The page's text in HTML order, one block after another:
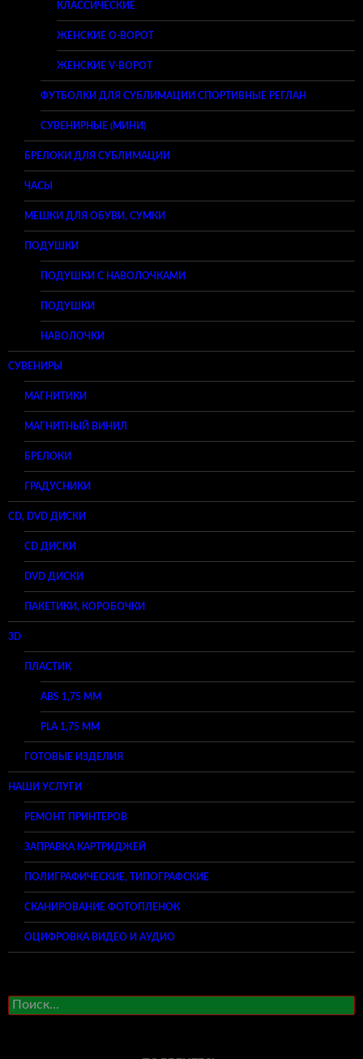
КЛАССИЧЕСКИЕ
ЖЕНСКИЕ O-ВОРОТ
ЖЕНСКИЕ V-ВОРОТ
ФУТБОЛКИ ДЛЯ СУБЛИМАЦИИ СПОРТИВНЫЕ РЕГЛАН
СУВЕНИРНЫЕ (МИНИ)
БРЕЛОКИ ДЛЯ СУБЛИМАЦИИ
ЧАСЫ
МЕШКИ ДЛЯ ОБУВИ, СУМКИ
ПОДУШКИ
ПОДУШКИ С НАВОЛОЧКАМИ
ПОДУШКИ
НАВОЛОЧКИ
СУВЕНИРЫ
МАГНИТИКИ
МАГНИТНЫЙ ВИНИЛ
БРЕЛОКИ
ГРАДУСНИКИ
CD, DVD ДИСКИ
CD ДИСКИ
DVD ДИСКИ
ПАКЕТИКИ, КОРОБОЧКИ
3D
ПЛАСТИК
ABS 1,75 ММ
PLA 1,75 ММ
ГОТОВЫЕ ИЗДЕЛИЯ
НАШИ УСЛУГИ
РЕМОНТ ПРИНТЕРОВ
ЗАПРАВКА КАРТРИДЖЕЙ
ПОЛИГРАФИЧЕСКИЕ, ТИПОГРАФСКИЕ
СКАНИРОВАНИЕ ФОТОПЛЕНОК
ОЦИФРОВКА ВИДЕО И АУДИО
Найти: